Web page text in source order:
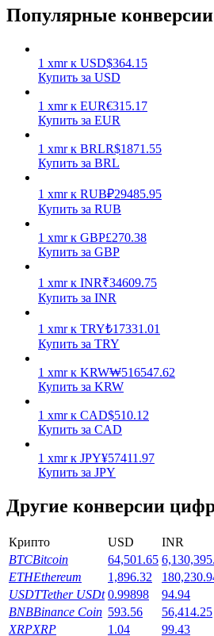
Торговые стратегии
Заработок
Силовая свинья
Получайте конкурентные
Популярные
1 xmr к USD$364.15
Купить за USD
1 xmr к EUR€315.17
Купить за EUR
1 xmr к BRLR$1871.55
Купить за BRL
1 xmr к RUB₽29485.95
Купить за RUB
1 xmr к GBP£270.38
Купить за GBP
1 xmr к INR₹34609.75
Купить за INR
1 xmr к TRY₺17331.01
Купить за TRY
1 xmr к KRW₩516547.62
Купить за KRW
1 xmr к CAD$510.12
Купить за CAD
1 xmr к JPY¥57411.97
Купить за JPY
Другие конверсии
Крипто USD INR
BTCBitcoin 64,501.65
ETHEthereum 1,896.32
USDTTether USDt 0.99898 94.94
BNBBinance Coin 593.56 56,414.25
XRPXRP 1.04 99.43